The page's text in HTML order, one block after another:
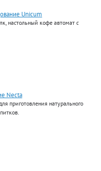
Unicum
настольный кофе автомат с
Necta
приготовления натурального